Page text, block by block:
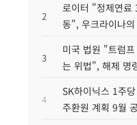
2
로이터 "정제연료
동", 우크라이나
3
미국 법원 "트럼
는 위법", 해제 명
4
SK하이닉스 1주
주환원 계획 9월